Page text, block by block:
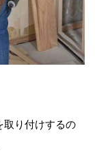
取り付けするの